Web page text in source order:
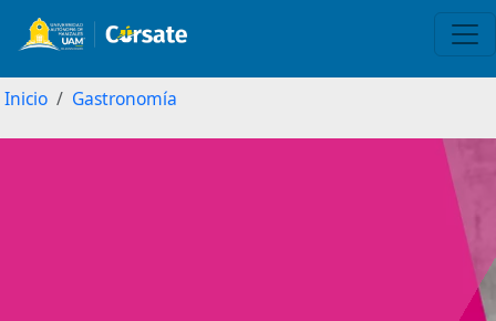
Inicio Gastronomía